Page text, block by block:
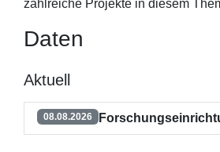
zahlreiche Projekte in diesem
Daten
Aktuell
08.08.2026